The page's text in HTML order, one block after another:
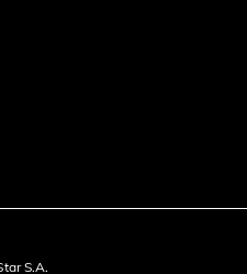
S.A.